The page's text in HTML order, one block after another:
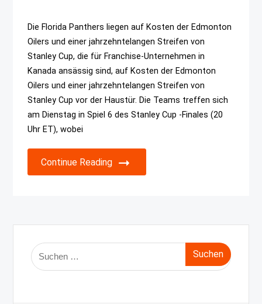
Die Florida Panthers liegen auf Kosten der Edmonton
Oilers und einer jahrzehntelangen Streifen von
Stanley Cup, die für Franchise-Unternehmen in
Kanada ansässig sind, auf Kosten der Edmonton
Oilers und einer jahrzehntelangen Streifen von
Stanley Cup vor der Haustür. Die Teams treffen sich
am Dienstag in Spiel 6 des Stanley Cup -Finales (20
Uhr ET), wobei
Continue Reading
Suche
nach: